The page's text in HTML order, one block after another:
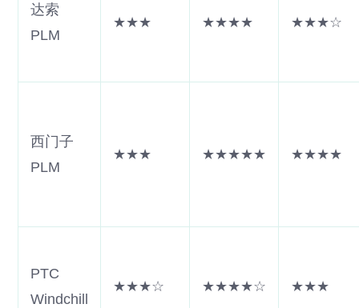
达索
PLM
★★★ ★★★★ ★★★☆
西门子
PLM
★★★ ★★★★★ ★★★★
PTC
Windchill
★★★☆ ★★★★☆ ★★★